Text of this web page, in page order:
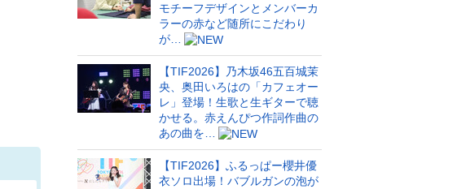
モチーフデザインとメンバーカ
ラーの赤など随所にこだわり
が…
【TIF2026】乃木坂46五百城茉
央、奥田いろはの「カフェオー
レ」登場！生歌と生ギターで聴
かせる。赤えんぴつ作詞作曲の
あの曲を…
【TIF2026】ふるっぱー櫻井優
衣ソロ出場！バブルガンの泡が